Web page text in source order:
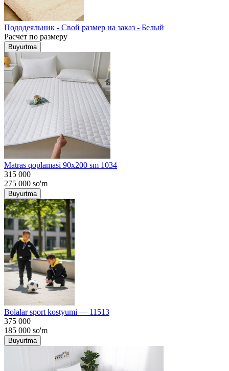
Пододеяльник - Свой размер на заказ - Белый
Расчет по размеру
Buyurtma
Matras qoplamasi 90x200 sm 1034
315 000
275 000 so'm
Buyurtma
Bolalar sport kostyumi — 11513
375 000
185 000 so'm
Buyurtma